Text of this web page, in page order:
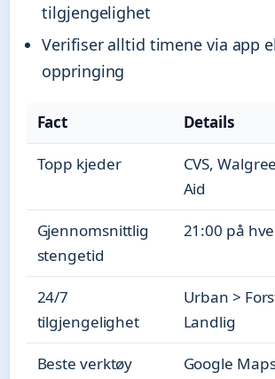
tilgjengelighet
Verifiser alltid timene via app
oppringing
Fact Details
Topp kjeder
CVS,
Aid
Gjennomsnittlig
stengetid
21:00 på
24/7
tilgjengelighet
Urban >
Landlig
Beste verktøy Google